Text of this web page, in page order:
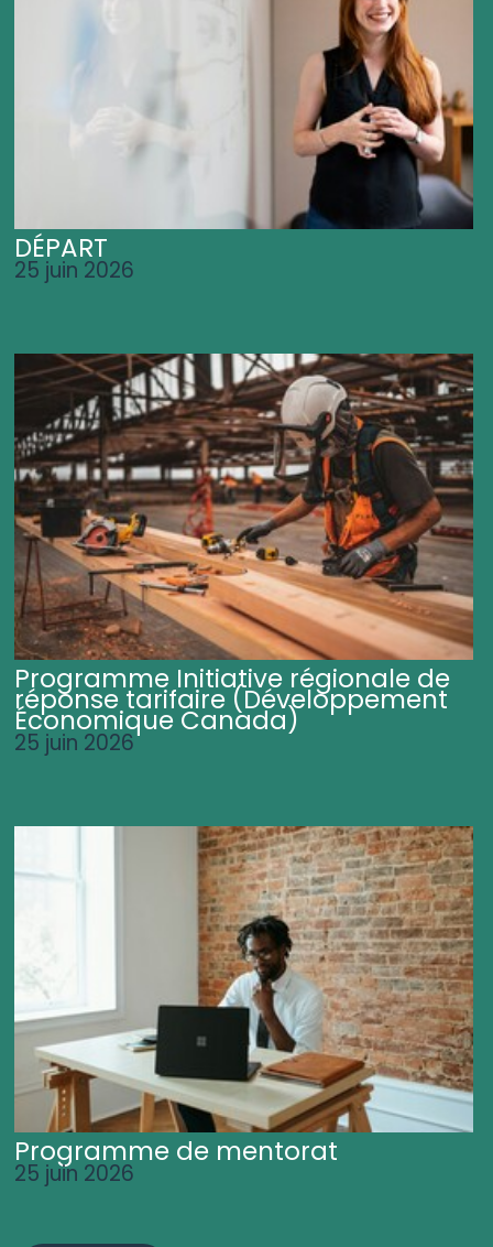
DÉPART
25 juin 2026
Programme Initiative régionale de
réponse tarifaire (Développement
Économique Canada)
25 juin 2026
Programme de mentorat
25 juin 2026